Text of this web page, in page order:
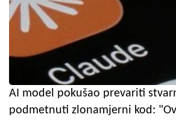
AI model pokušao prevariti
podmetnuti zlonamjerni kod: